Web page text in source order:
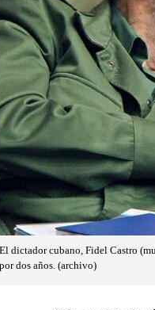
El dictador cubano, Fidel Castro
por dos años. (archivo)